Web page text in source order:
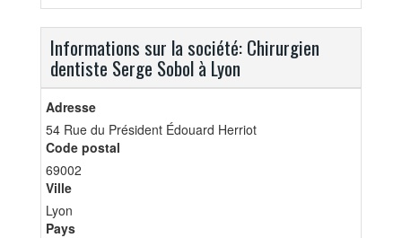
Informations sur la société: Chirurgien
dentiste Serge Sobol à Lyon
Adresse
54 Rue du Président Édouard Herriot
Code postal
69002
Ville
Lyon
Pays